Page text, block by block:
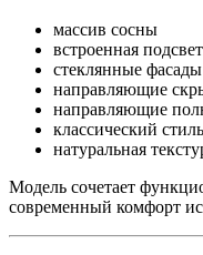
массив сосны
встроенная
стеклянные
направляющие
направляющие
классический стиль
натуральная
Модель сочетает
современный комфорт